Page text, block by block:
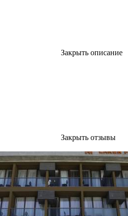
Закрыть описание
Закрыть отзывы